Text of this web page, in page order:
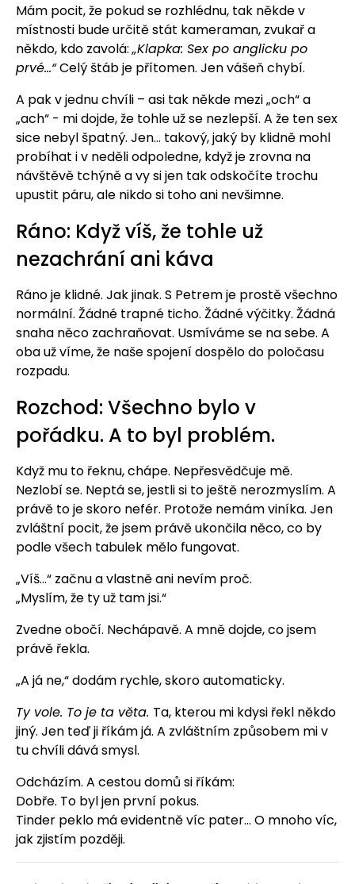
Mám pocit, že pokud se rozhlédnu, tak někde v
místnosti bude určitě stát kameraman, zvukař a
někdo, kdo zavolá:„Klapka: Sex po anglicku po
prvé…“Celý štáb je přítomen. Jen vášeň chybí.
A pak v jednu chvíli – asi tak někde mezi „och“ a
„ach“ - mi dojde, že tohle už se nezlepší. A že ten sex
sice nebyl špatný. Jen… takový, jaký by klidně mohl
probíhat i v neděli odpoledne, když je zrovna na
návštěvě tchýně a vy si jen tak odskočíte trochu
upustit páru, ale nikdo si toho ani nevšimne.
Ráno: Když víš, že tohle už
nezachrání ani káva
Ráno je klidné. Jak jinak. S Petrem je prostě všechno
normální. Žádné trapné ticho. Žádné výčitky. Žádná
snaha něco zachraňovat. Usmíváme se na sebe. A
oba už víme, že naše spojení dospělo do poločasu
rozpadu.
Rozchod: Všechno bylo v
pořádku. A to byl problém.
Když mu to řeknu, chápe. Nepřesvědčuje mě.
Nezlobí se. Neptá se, jestli si to ještě nerozmyslím. A
právě to je skoro nefér. Protože nemám viníka. Jen
zvláštní pocit, že jsem právě ukončila něco, co by
podle všech tabulek mělo fungovat.
„Víš…“ začnu a vlastně ani nevím proč.
„Myslím, že ty už tam jsi.“
Zvedne obočí. Nechápavě. A mně dojde, co jsem
právě řekla.
„A já ne,“ dodám rychle, skoro automaticky.
Ty vole. To je ta věta. Ta, kterou mi kdysi řekl někdo
jiný. Jen teď ji říkám já. A zvláštním způsobem mi v
tu chvíli dává smysl.
Odcházím. A cestou domů si říkám:
Dobře. To byl jen první pokus.
Tinder peklo má evidentně víc pater... O mnoho víc,
jak zjistím později.